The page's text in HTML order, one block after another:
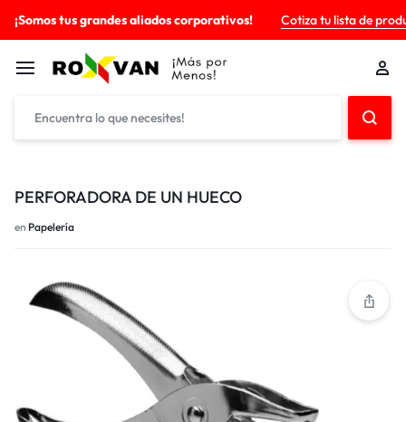
¡Somos tus grandes aliados corporativos! Cotiza tu lista de
PERFORADORA DE UN HUECO
en Papelería